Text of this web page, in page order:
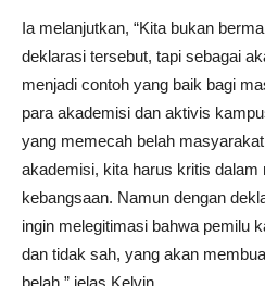
Ia melanjutkan, “Kita bukan
deklarasi tersebut, tapi sebagai
menjadi contoh yang baik bagi
para akademisi dan aktivis
yang memecah belah
akademisi, kita harus kritis dalam
kebangsaan. Namun dengan
ingin melegitimasi bahwa pemilu
dan tidak sah, yang akan
belah.” jelas Kelvin.